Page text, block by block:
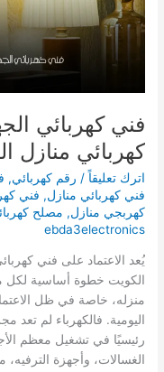
كهربائي منازل
اترك تعليقاً / رقم كهربائي,
فني كهربائي منازل, فني
كهربجي منازل, مصلح
ebda3electronics
الكويت خطوة أساسية لكل
منزله، خاصة في ظل
اليومية. فالكهرباء لم تعد
رئيسيًا في تشغيل معظم
الغسالات، وأجهزة الترفيه،